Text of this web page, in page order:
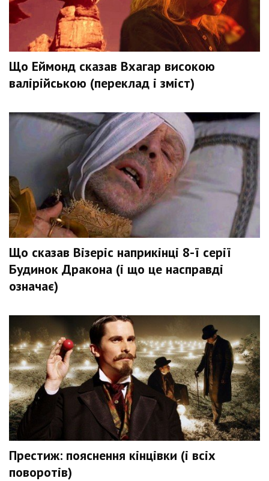
Що Еймонд сказав Вхагар високою
валірійською (переклад і зміст)
Що сказав Візеріс наприкінці 8-ї серії
Будинок Дракона (і що це насправді
означає)
Престиж: пояснення кінцівки (і всіх
поворотів)